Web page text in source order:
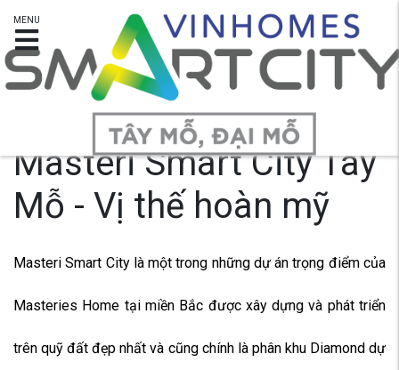
MENU
TỔNG QUAN
Masteri Smart City Tây
Mỗ - Vị thế hoàn mỹ
Masteri Smart City là một trong những dự án trọng điểm của
Masteries Home tại miền Bắc được xây dựng và phát triển
trên quỹ đất đẹp nhất và cũng chính là phân khu Diamond dự